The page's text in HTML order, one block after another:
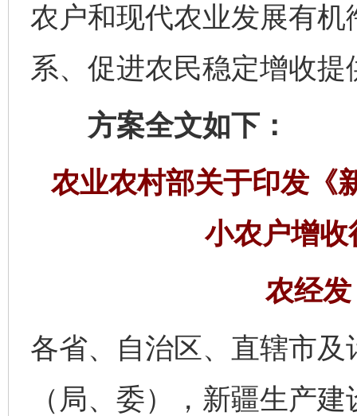
农户和现代农业发展有
系、促进农民稳定增收提
方案全文如下：
农业农村部关于印发《
小农户增
农经
各省、自治区、直辖市
（局、委），新疆生产